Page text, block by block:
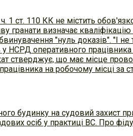
1 ст. 110 КК не містить
гранати визначає
"нуль доказів". "І не
у НСРД оперативного
стверджує, що має місце
працівника на робочому місці за
будинку на судовий захист
осіб у практиці ВC. Про